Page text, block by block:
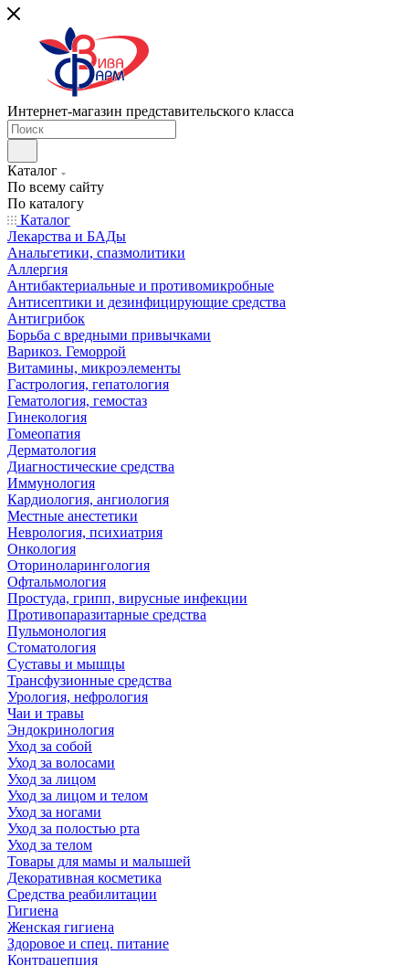
Интернет-магазин представительского класса
Каталог
По всему сайту
По каталогу
Каталог
Лекарства и БАДы
Анальгетики, спазмолитики
Аллергия
Антибактериальные и противомикробные
Антисептики и дезинфицирующие средства
Антигрибок
Борьба с вредными привычками
Варикоз. Геморрой
Витамины, микроэлементы
Гастрология, гепатология
Гематология, гемостаз
Гинекология
Гомеопатия
Дерматология
Диагностические средства
Иммунология
Кардиология, ангиология
Местные анестетики
Неврология, психиатрия
Онкология
Оториноларингология
Офтальмология
Простуда, грипп, вирусные инфекции
Противопаразитарные средства
Пульмонология
Стоматология
Суставы и мышцы
Трансфузионные средства
Урология, нефрология
Чаи и травы
Эндокринология
Уход за собой
Уход за волосами
Уход за лицом
Уход за лицом и телом
Уход за ногами
Уход за полостью рта
Уход за телом
Товары для мамы и малышей
Декоративная косметика
Средства реабилитации
Гигиена
Женская гигиена
Здоровое и спец. питание
Контрацепция